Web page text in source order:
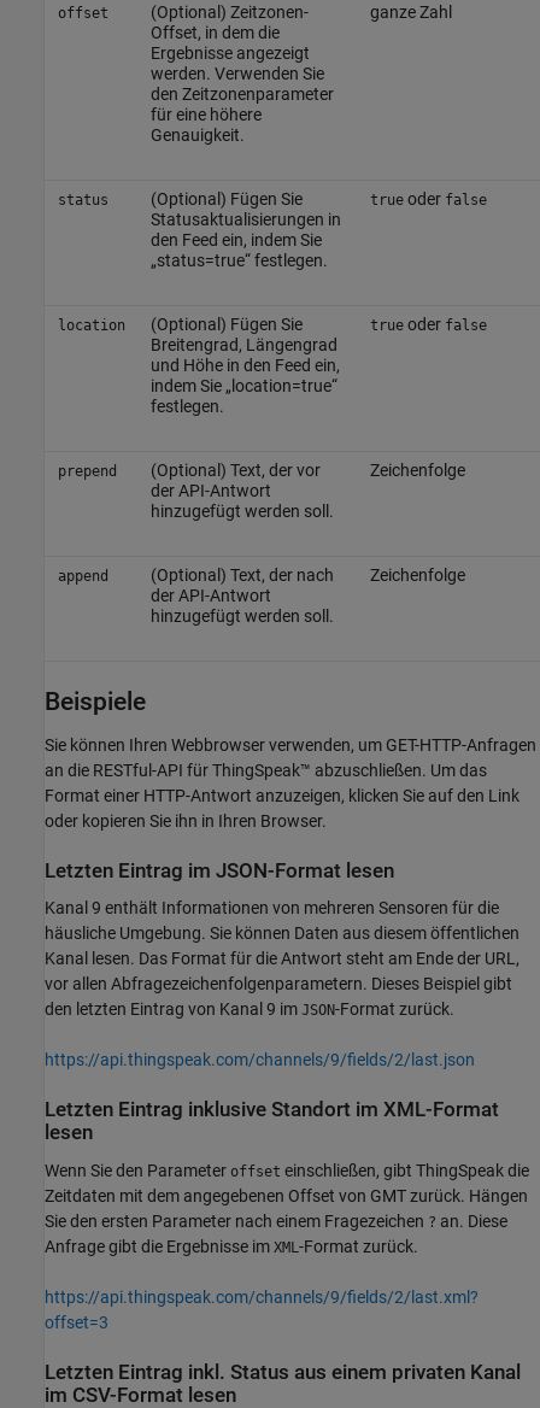
offset
(Optional) Zeitzonen-
Offset, in dem die
Ergebnisse angezeigt
werden. Verwenden Sie
den Zeitzonenparameter
für eine höhere
Genauigkeit.
ganze Zahl
status
(Optional) Fügen Sie
Statusaktualisierungen in
den Feed ein, indem Sie
„status=true“ festlegen.
trueoder false
location
(Optional) Fügen Sie
Breitengrad, Längengrad
und Höhe in den Feed ein,
indem Sie „location=true“
festlegen.
trueoder false
prepend
(Optional) Text, der vor
der API-Antwort
hinzugefügt werden soll.
Zeichenfolge
append
(Optional) Text, der nach
der API-Antwort
hinzugefügt werden soll.
Zeichenfolge
Beispiele
Sie können Ihren Webbrowser verwenden, um GET-HTTP-Anfragen
an die RESTful-API für ThingSpeak™ abzuschließen. Um das
Format einer HTTP-Antwort anzuzeigen, klicken Sie auf den Link
oder kopieren Sie ihn in Ihren Browser.
Letzten Eintrag im JSON-Format lesen
Kanal 9 enthält Informationen von mehreren Sensoren für die
häusliche Umgebung. Sie können Daten aus diesem öffentlichen
Kanal lesen. Das Format für die Antwort steht am Ende der URL,
vor allen Abfragezeichenfolgenparametern. Dieses Beispiel gibt
den letzten Eintrag von Kanal 9 im JSON-Format zurück.
https://api.thingspeak.com/channels/9/fields/2/last.json
Letzten Eintrag inklusive Standort im XML-Format
lesen
Wenn Sie den Parameter offset einschließen, gibt ThingSpeak die
Zeitdaten mit dem angegebenen Offset von GMT zurück. Hängen
Sie den ersten Parameter nach einem Fragezeichen ? an. Diese
Anfrage gibt die Ergebnisse im XML -Format zurück.
https://api.thingspeak.com/channels/9/fields/2/last.xml?
offset=3
Letzten Eintrag inkl. Status aus einem privaten Kanal
im CSV-Format lesen